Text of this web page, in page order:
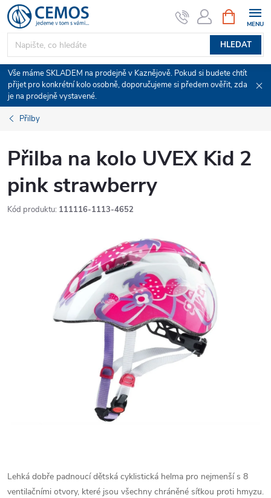
Přejít
na
obsah
HLEDAT
NÁKUPNÍ
KOŠÍK
Vše máme SKLADEM na prodejně v Kaznějově. Pokud si budete chtít
přijet pro konkrétní kolo osobně, doporučujeme si předem ověřit, zda
je na prodejně vystavené.
Přilby
Přilba na kolo UVEX Kid 2
pink strawberry
Kód produktu: 111116-1113-4652
Lehká dobře padnoucí dětská cyklistická helma pro nejmenší s 8
ventilačními otvory, které jsou všechny chráněné síťkou proti hmyzu.